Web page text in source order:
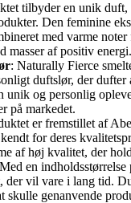
tilbyder en unik
Den feminine
med varme
masser af positiv energi.
: Naturally Fierce
duftslør, der
unik og personlig
på markedet.
er fremstillet af
for deres
af høj kvalitet, der
en indholdsstørrelse
der vil vare i lang tid.
skulle genanvende